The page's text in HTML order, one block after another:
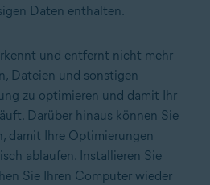
Daten enthalten.
und entfernt nicht mehr
Dateien und sonstigen
zu optimieren und damit Ihr
Darüber hinaus können Sie
damit Ihre Optimierungen
ablaufen. Installieren Sie
Sie Ihren Computer wieder